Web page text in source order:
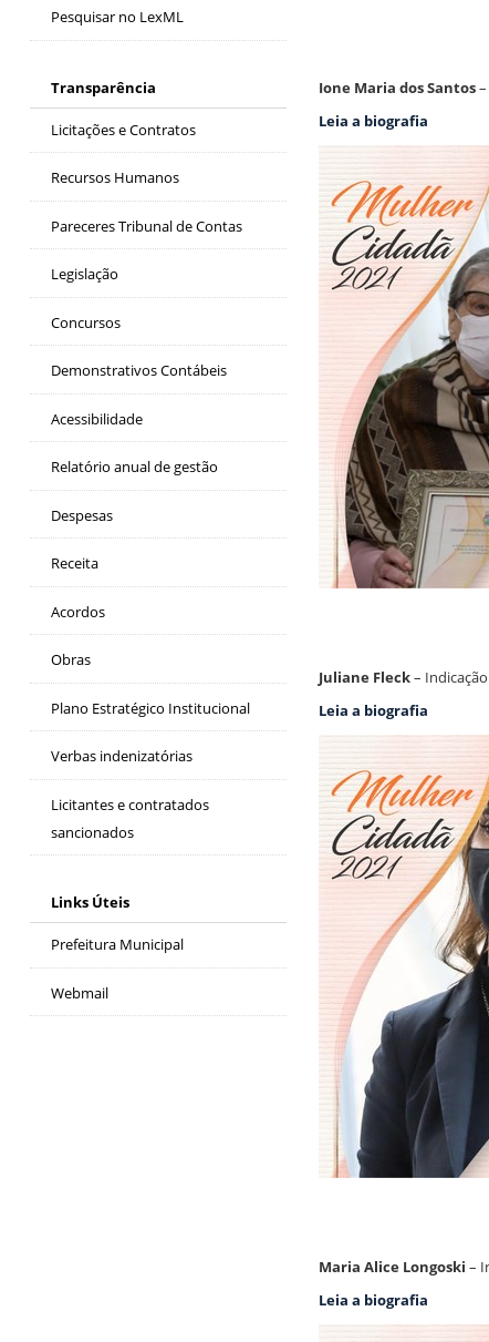
Pesquisar no LexML
Transparência
Licitações e Contratos
Recursos Humanos
Pareceres Tribunal de Contas
Legislação
Concursos
Demonstrativos Contábeis
Acessibilidade
Relatório anual de gestão
Despesas
Receita
Acordos
Obras
Plano Estratégico Institucional
Verbas indenizatórias
Licitantes e contratados
sancionados
Links Úteis
Prefeitura Municipal
Webmail
Ione Maria dos Santos
Leia a biografia
Juliane Fleck–
Leia a biografia
Maria Alice Longoski –
Leia a biografia